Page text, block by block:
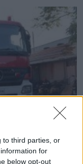
to third parties, or
for
below opt-out
Code και